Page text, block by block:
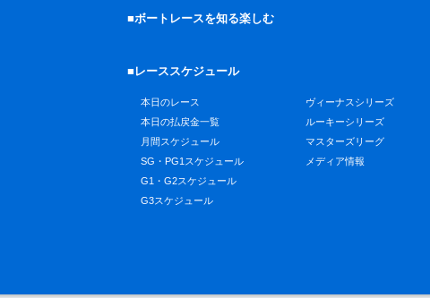
■ボートレースを知る楽しむ
■レーススケジュール
本日のレース
本日の払戻金一覧
月間スケジュール
SG・PG1スケジュール
G1・G2スケジュール
G3スケジュール
ヴィーナスシリーズ
ルーキーシリーズ
マスターズリーグ
メディア情報